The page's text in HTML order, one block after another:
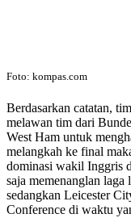
Foto: kompas.com
Berdasarkan catatan,
melawan tim dari
West Ham untuk
melangkah ke final
dominasi wakil Inggris
saja memenanglan
sedangkan Leicester
Conference di waktu